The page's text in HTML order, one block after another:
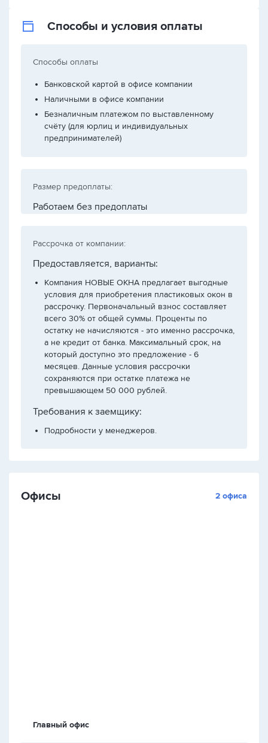
Способы и условия оплаты
Способы оплаты
Банковской картой в офисе компании
Наличными в офисе компании
Безналичным платежом по выставленному
счёту (для юрлиц и индивидуальных
предпринимателей)
Размер предоплаты:
Работаем без предоплаты
Рассрочка от компании:
Предоставляется, варианты:
Компания НОВЫЕ ОКНА предлагает выгодные
условия для приобретения пластиковых окон в
рассрочку. Первоначальный взнос составляет
всего 30% от общей суммы. Проценты по
остатку не начисляются - это именно рассрочка,
а не кредит от банка. Максимальный срок, на
который доступно это предложение - 6
месяцев. Данные условия рассрочки
сохраняются при остатке платежа не
превышающем 50 000 рублей.
Требования к заемщику:
Подробности у менеджеров.
Офисы 2 офиса
Главный офис